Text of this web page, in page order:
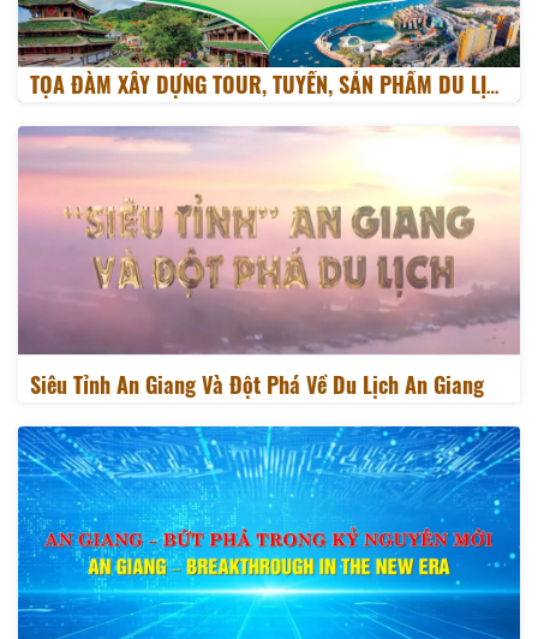
TỌA ĐÀM XÂY DỰNG TOUR, TUYẾN, SẢN PHẨM DU LỊCH TỈNH AN GIANG
Siêu Tỉnh An Giang Và Đột Phá Về Du Lịch An Giang